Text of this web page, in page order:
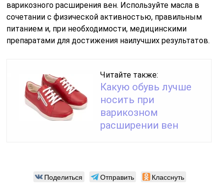
варикозного расширения вен. Используйте масла в
сочетании с физической активностью, правильным
питанием и, при необходимости, медицинскими
препаратами для достижения наилучших результатов.
Читайте также:
Какую обувь лучше
носить при
варикозном
расширении вен
Поделиться Отправить Класснуть